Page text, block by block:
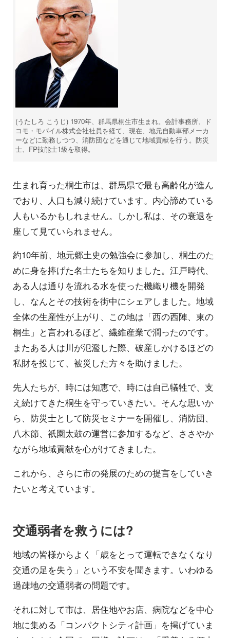
(うたしろ こうじ) 1970年、群馬県桐生市生まれ。会計事務所、ド
コモ・モバイル株式会社社員を経て、現在、地元自動車部メーカ
ーなどに勤務しつつ、消防団などを通じて地域貢献を行う。防災
士、FP技能士1級を取得。
生まれ育った桐生市は、群馬県で最も高齢化が進ん
でおり、人口も減り続けています。内心諦めている
人もいるかもしれません。しかし私は、その衰退を
座して見ていられません。
約10年前、地元郷土史の勉強会に参加し、桐生のた
めに身を捧げた名士たちを知りました。江戸時代、
ある人は通りを流れる水を使った機織り機を開発
し、なんとその技術を街中にシェアしました。地域
全体の生産性が上がり、この地は「西の西陣、東の
桐生」と言われるほど、繊維産業で潤ったのです。
またある人は川が氾濫した際、破産しかけるほどの
私財を投じて、被災した方々を助けました。
先人たちが、時には知恵で、時には自己犠牲で、支
え続けてきた桐生を守っていきたい。そんな思いか
ら、防災士として防災セミナーを開催し、消防団、
八木節、祇園太鼓の運営に参加するなど、ささやか
ながら地域貢献を心がけてきました。
これから、さらに市の発展のための提言をしていき
たいと考えています。
交通弱者を救うには?
地域の皆様からよく「歳をとって運転できなくなり
交通の足を失う」という不安を聞きます。いわゆる
過疎地の交通弱者の問題です。
それに対して市は、居住地やお店、病院などを中心
地に集める「コンパクトシティ計画」を掲げていま